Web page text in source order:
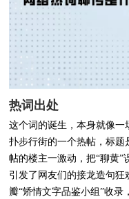
热词出处
这个词的诞生，本身就像一
扑步行街的一个热帖，标
帖的楼主一激动，把“聊黄”
引发了网友们的接龙造句
瓣“矫情文字品鉴小组”收录